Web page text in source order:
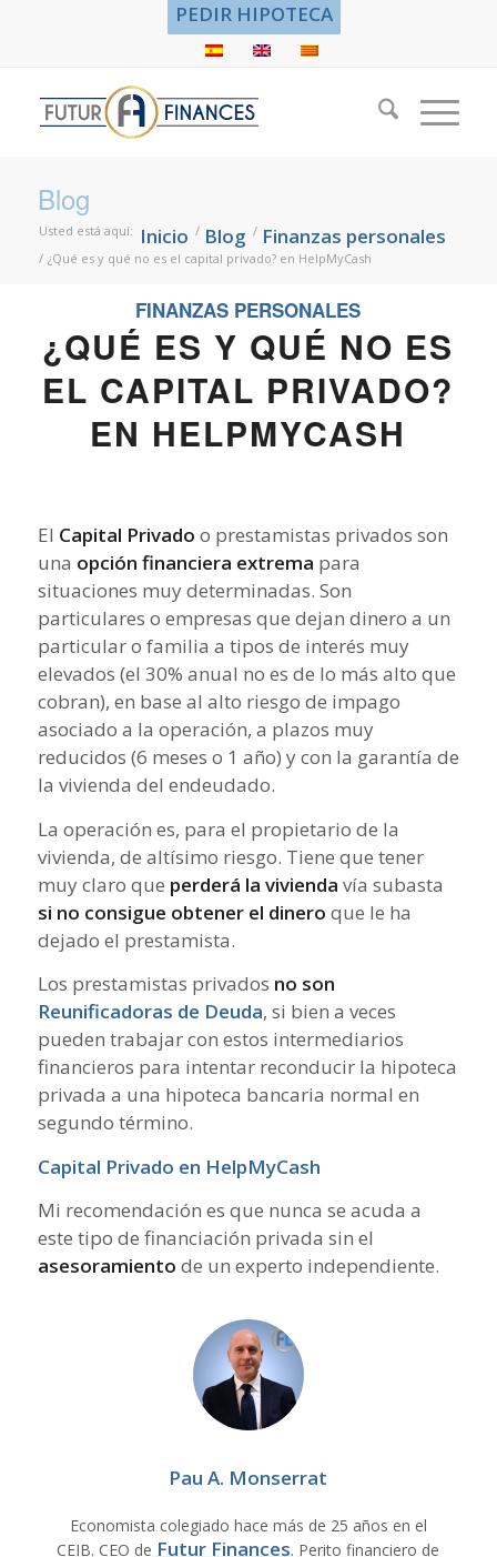
PEDIR HIPOTECA
Blog
Usted está aquí: Inicio / Blog / Finanzas personales
/ ¿Qué es y qué no es el capital privado? en HelpMyCash
FINANZAS PERSONALES
¿QUÉ ES Y QUÉ NO ES
EL CAPITAL PRIVADO?
EN HELPMYCASH
El Capital Privado o prestamistas privados son
una opción financiera extrema para
situaciones muy determinadas. Son
particulares o empresas que dejan dinero a un
particular o familia a tipos de interés muy
elevados (el 30% anual no es de lo más alto que
cobran), en base al alto riesgo de impago
asociado a la operación, a plazos muy
reducidos (6 meses o 1 año) y con la garantía de
la vivienda del endeudado.
La operación es, para el propietario de la
vivienda, de altísimo riesgo. Tiene que tener
muy claro que perderá la vivienda vía subasta
si no consigue obtener el dinero que le ha
dejado el prestamista.
Los prestamistas privados no son
Reunificadoras de Deuda, si bien a veces
pueden trabajar con estos intermediarios
financieros para intentar reconducir la hipoteca
privada a una hipoteca bancaria normal en
segundo término.
Capital Privado en HelpMyCash
Mi recomendación es que nunca se acuda a
este tipo de financiación privada sin el
asesoramiento de un experto independiente.
Pau A. Monserrat
Economista colegiado hace más de 25 años en el
CEIB. CEO de Futur Finances. Perito financiero de